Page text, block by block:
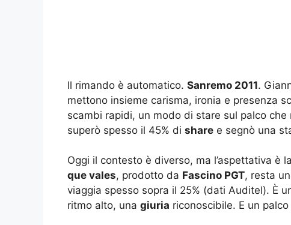
Il rimando è automatico. Sanremo 2011.
mettono insieme carisma, ironia e presenza
scambi rapidi, un modo di stare sul palco che
superò spesso il 45% di share e segnò una
Oggi il contesto è diverso, ma l’aspettativa è
que vales, prodotto da Fascino PGT, resta
viaggia spesso sopra il 25% (dati Auditel). È
ritmo alto, una giuria riconoscibile. E un